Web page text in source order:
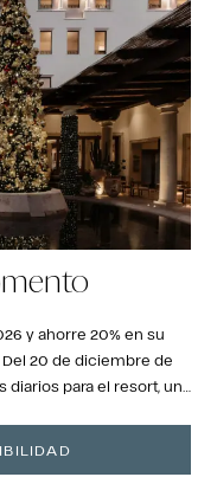
y ahorre 20% en su
Del 20 de diciembre de
para el resort, una